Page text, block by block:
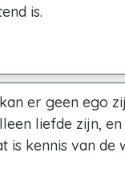
is.
er geen ego
liefde zijn,
is kennis van de